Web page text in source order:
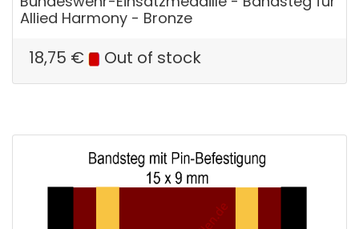
Allied Harmony - Bronze
18,75 € Out of stock